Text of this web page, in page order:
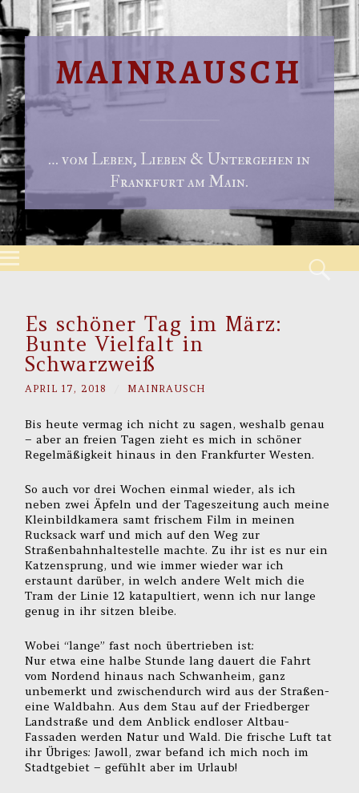
MAINRAUSCH
… vom Leben, Lieben & Untergehen in
Frankfurt am Main.
Menu
Es schöner Tag im März:
Bunte Vielfalt in
Schwarzweiß
APRIL 17, 2018 MAINRAUSCH
Bis heute vermag ich nicht zu sagen, weshalb genau
– aber an freien Tagen zieht es mich in schöner
Regelmäßigkeit hinaus in den Frankfurter Westen.
So auch vor drei Wochen einmal wieder, als ich
neben zwei Äpfeln und der Tageszeitung auch meine
Kleinbildkamera samt frischem Film in meinen
Rucksack warf und mich auf den Weg zur
Straßenbahnhaltestelle machte. Zu ihr ist es nur ein
Katzensprung, und wie immer wieder war ich
erstaunt darüber, in welch andere Welt mich die
Tram der Linie 12 katapultiert, wenn ich nur lange
genug in ihr sitzen bleibe.
Wobei “lange” fast noch übertrieben ist:
Nur etwa eine halbe Stunde lang dauert die Fahrt
vom Nordend hinaus nach Schwanheim, ganz
unbemerkt und zwischendurch wird aus der Straßen-
eine Waldbahn. Aus dem Stau auf der Friedberger
Landstraße und dem Anblick endloser Altbau-
Fassaden werden Natur und Wald. Die frische Luft tat
ihr Übriges: Jawoll, zwar befand ich mich noch im
Stadtgebiet – gefühlt aber im Urlaub!